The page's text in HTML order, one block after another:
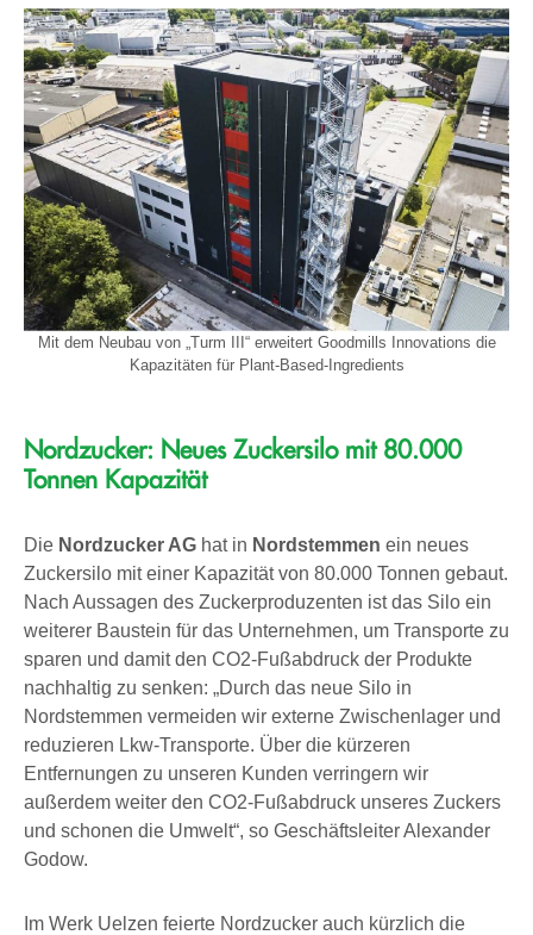
Mit dem Neubau von „Turm III“ erweitert Goodmills Innovations die
Kapazitäten für Plant-Based-Ingredients
Nordzucker: Neues Zuckersilo mit 80.000
Tonnen Kapazität
Die Nordzucker AG hat in Nordstemmen ein neues
Zuckersilo mit einer Kapazität von 80.000 Tonnen gebaut.
Nach Aussagen des Zuckerproduzenten ist das Silo ein
weiterer Baustein für das Unternehmen, um Transporte zu
sparen und damit den CO2-Fußabdruck der Produkte
nachhaltig zu senken: „Durch das neue Silo in
Nordstemmen vermeiden wir externe Zwischenlager und
reduzieren Lkw-Transporte. Über die kürzeren
Entfernungen zu unseren Kunden verringern wir
außerdem weiter den CO2-Fußabdruck unseres Zuckers
und schonen die Umwelt“, so Geschäftsleiter Alexander
Godow.
Im Werk Uelzen feierte Nordzucker auch kürzlich die